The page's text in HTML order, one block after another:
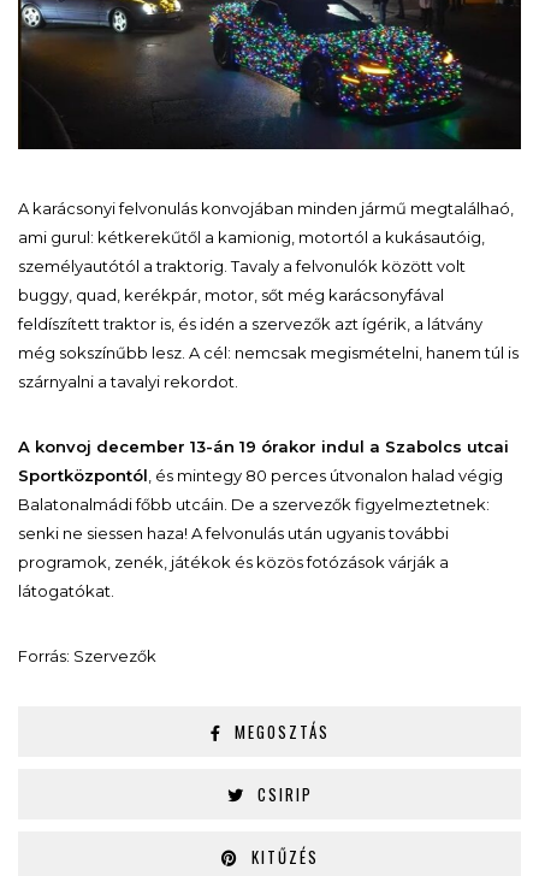
A karácsonyi felvonulás konvojában minden jármű megtalálhaó,
ami gurul: kétkerekűtől a kamionig, motortól a kukásautóig,
személyautótól a traktorig. Tavaly a felvonulók között volt
buggy, quad, kerékpár, motor, sőt még karácsonyfával
feldíszített traktor is, és idén a szervezők azt ígérik, a látvány
még sokszínűbb lesz. A cél: nemcsak megismételni, hanem túl is
szárnyalni a tavalyi rekordot.
A konvoj december 13-án 19 órakor indul a Szabolcs utcai
Sportközpontól , és mintegy 80 perces útvonalon halad végig
Balatonalmádi főbb utcáin. De a szervezők figyelmeztetnek:
senki ne siessen haza! A felvonulás után ugyanis további
programok, zenék, játékok és közös fotózások várják a
látogatókat.
Forrás: Szervezők
MEGOSZTÁS
CSIRIP
KITŰZÉS